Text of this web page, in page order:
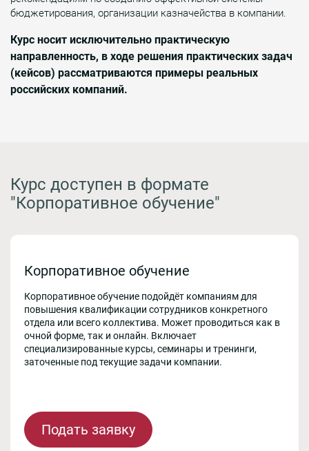
бюджетирования, организации казначейства в компании.
Курс носит исключительно практическую
направленность, в ходе решения практических задач
(кейсов) рассматриваются примеры реальных
российских компаний.
Курс доступен в формате
"Корпоративное обучение"
Корпоративное обучение
Корпоративное обучение подойдёт компаниям для
повышения квалификации сотрудников конкретного
отдела или всего коллектива. Может проводиться как в
очной форме, так и онлайн. Включает
специализированные курсы, семинары и тренинги,
заточенные под текущие задачи компании.
Подать заявку